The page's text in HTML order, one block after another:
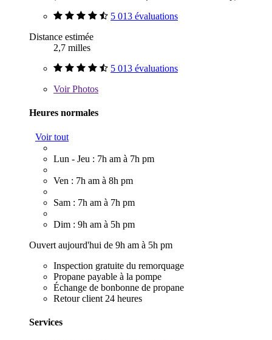
5 013 évaluations
Distance estimée
2,7 milles
5 013 évaluations
VoirPhotos
Heures normales
Voir tout
Lun - Jeu : 7h am à 7h pm
Ven : 7h am à 8h pm
Sam : 7h am à 7h pm
Dim : 9h am à 5h pm
Ouvert aujourd'hui de 9h am à 5h pm
Inspection gratuite du remorquage
Propane payable à la pompe
Échange de bonbonne de propane
Retour client 24 heures
Services